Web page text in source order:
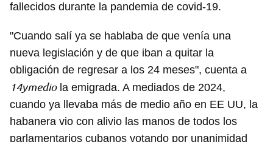
fallecidos durante la pandemia de covid-19.
"Cuando salí ya se hablaba de que venía una
nueva legislación y de que iban a quitar la
obligación de regresar a los 24 meses", cuenta a
14ymediola emigrada. A mediados de 2024,
cuando ya llevaba más de medio año en EE UU, la
habanera vio con alivio las manos de todos los
parlamentarios cubanos votando por unanimidad